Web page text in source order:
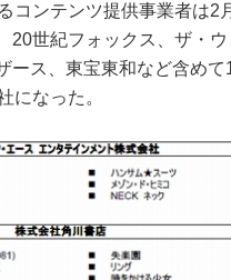
ンテンツ提供事業者は2
20世紀フォックス、ザ・
ース、東宝東和など含め
になった。